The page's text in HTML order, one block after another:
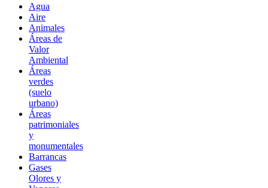
Agua
Aire
Animales
Áreas de
Valor
Ambiental
Áreas
verdes
(suelo
urbano)
Áreas
patrimoniales
y
monumentales
Barrancas
Gases
Olores y